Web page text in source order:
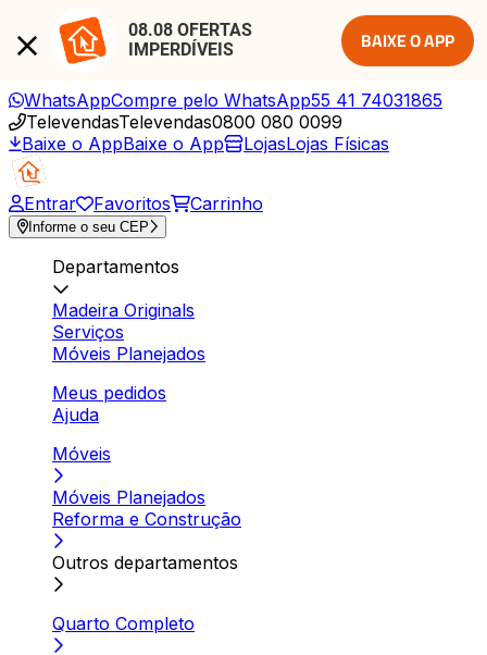
08.08 OFERTAS
IMPERDÍVEIS
BAIXE O APP
WhatsAppCompre pelo WhatsApp55 41 74031865
TelevendasTelevendas0800 080 0099
Baixe o AppBaixe o App LojasLojas Físicas
Entrar Favoritos Carrinho
Informe o seu CEP
Departamentos
Madeira Originals
Serviços
Móveis Planejados
Meus pedidos
Ajuda
Móveis
Móveis Planejados
Reforma e Construção
Outros departamentos
Quarto Completo